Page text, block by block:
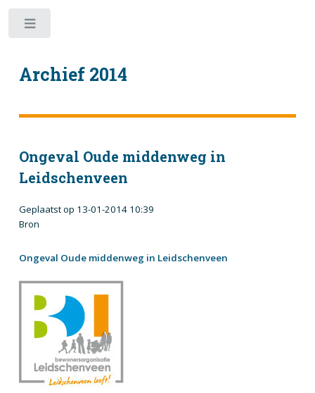
Archief 2014
Ongeval Oude middenweg in
Leidschenveen
Geplaatst op 13-01-2014 10:39
Bron
Ongeval Oude middenweg in Leidschenveen